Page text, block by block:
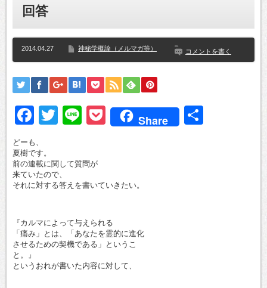
回答
2014.04.27 神秘学概論（メルマガ等） コメントを書く
Facebook
Twitter
LinePocket
Share
どーも、
夏樹です。
前の連載に関して質問が
来ていたので、
それに対する答えを書いていきたい。
『カルマによって与えられる
「痛み」とは、「あなたを霊的に進化
させるための契機である」というこ
と。』
というおれが書いた内容に対して、